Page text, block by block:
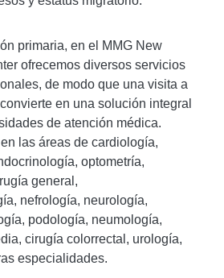
primaria, en el MMG New
ofrecemos diversos servicios
de modo que una visita a
en una solución integral
de atención médica.
las áreas de cardiología,
optometría,
general,
nefrología, neurología,
podología, neumología,
cirugía colorrectal, urología,
especialidades.